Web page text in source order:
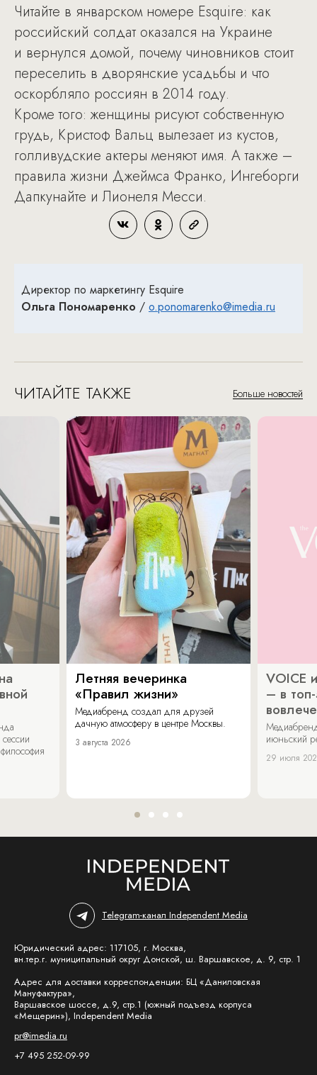
Читайте в январском номере Esquire: как
российский солдат оказался на Украине
и вернулся домой, почему чиновников стоит
переселить в дворянские усадьбы и что
оскорбляло россиян в 2014 году.
Кроме того: женщины рисуют собственную
грудь, Кристоф Вальц вылезает из кустов,
голливудские актеры меняют имя. А также –
правила жизни Джеймса Франко, Ингеборги
Дапкунайте и Лионеля Месси.
Директор по маркетингу Esquire
Ольга Пономаренко / o.ponomarenko@imedia.ru
ЧИТАЙТЕ ТАКЖЕ Больше новостей
Летняя вечеринка
«Правил жизни»
Медиабренд создал для друзей
дачную атмосферу в центре Москвы.
3 августа 2026
VOICE
– в
июньский
29 июля
Telegram-канал Independent Media
Юридический адрес: 117105, г. Москва,
вн.тер.г. муниципальный округ Донской, ш. Варшавское, д. 9, стр. 1
Адрес для доставки корреспонденции: БЦ «Даниловская
Мануфактура»,
Варшавское шоссе, д.9, стр.1 (южный подъезд корпуса
«Мещерин»), Independent Media
pr@imedia.ru
+7 495 252-09-99